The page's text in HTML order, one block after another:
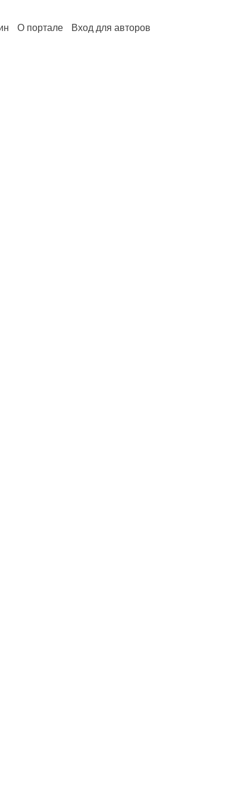
О портале Вход для авторов